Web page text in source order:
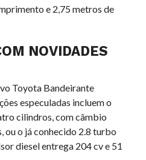
e 2,75 metros de
NOVIDADES
Toyota Bandeirante
especuladas incluem o
cilindros, com câmbio
ou o já conhecido 2.8 turbo
diesel entrega 204 cv e 51